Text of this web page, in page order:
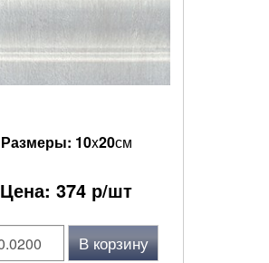
Размеры: 10x20см
Цена: 374 р/шт
В корзину